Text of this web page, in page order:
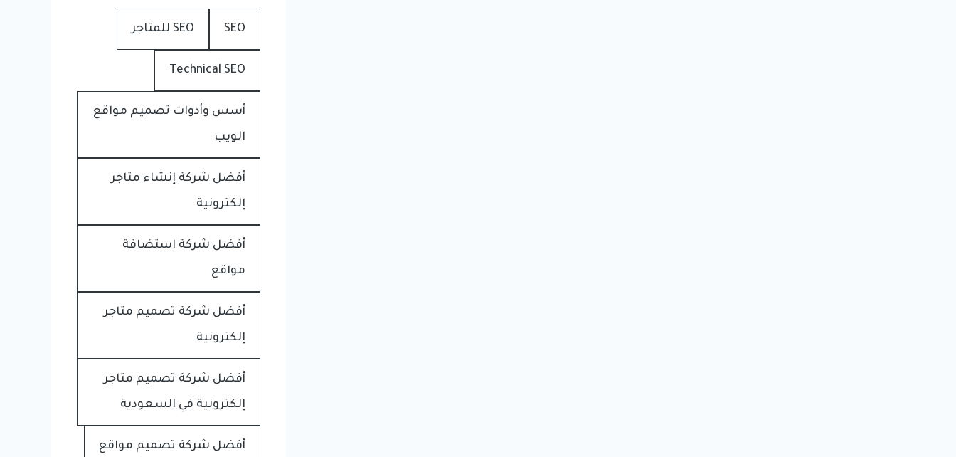
SEO SEO للمتاجر
Technical SEO
أسس وأدوات تصميم مواقع
الويب
أفضل شركة إنشاء متاجر
إلكترونية
أفضل شركة استضافة
مواقع
أفضل شركة تصميم متاجر
إلكترونية
أفضل شركة تصميم متاجر
إلكترونية في السعودية
أفضل شركة تصميم مواقع